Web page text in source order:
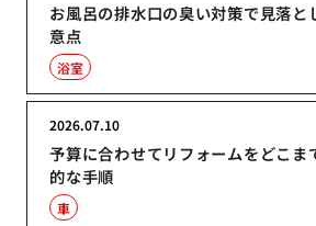
お風呂の排水口の臭い対策で見落と
意点
浴室
予算に合わせてリフォームをどこま
的な手順
2026.07.10
車